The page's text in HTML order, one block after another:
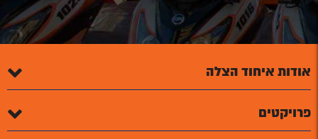
אודות איחוד הצלה
פרויקטים